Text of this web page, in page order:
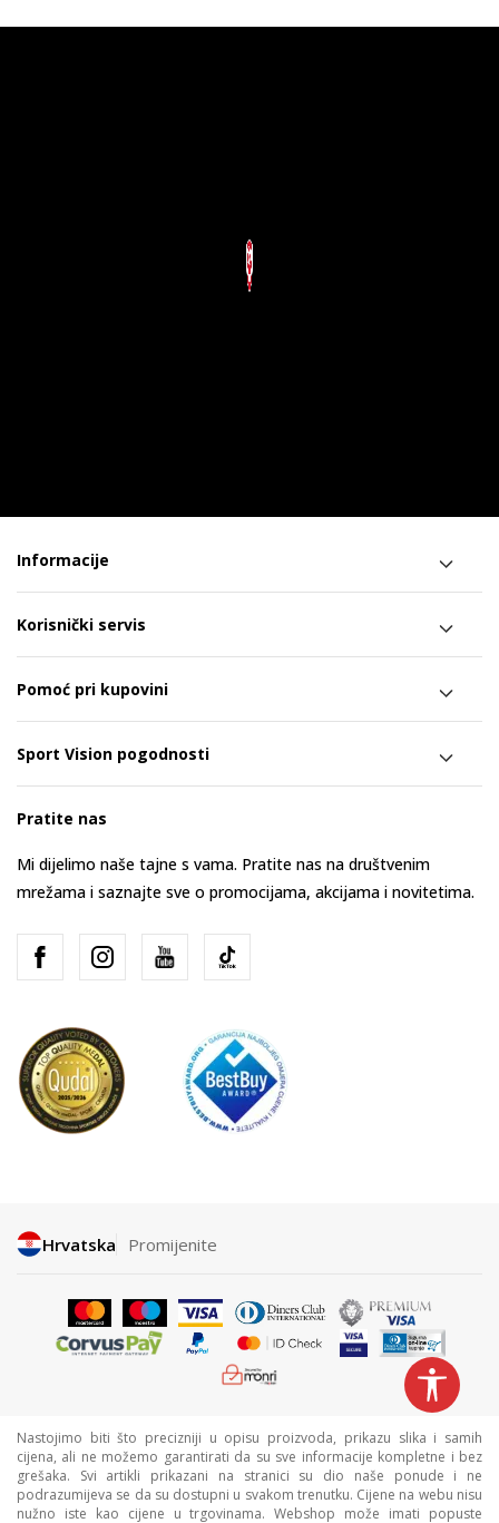
Informacije
Korisnički servis
Pomoć pri kupovini
Sport Vision pogodnosti
Pratite nas
Mi dijelimo naše tajne s vama. Pratite nas na društvenim
mrežama i saznajte sve o promocijama, akcijama i novitetima.
Hrvatska Promijenite
Nastojimo biti što precizniji u opisu proizvoda, prikazu slika i samih
cijena, ali ne možemo garantirati da su sve informacije kompletne i bez
grešaka. Svi artikli prikazani na stranici su dio naše ponude i ne
podrazumijeva se da su dostupni u svakom trenutku. Cijene na webu nisu
nužno iste kao cijene u trgovinama. Webshop može imati popuste